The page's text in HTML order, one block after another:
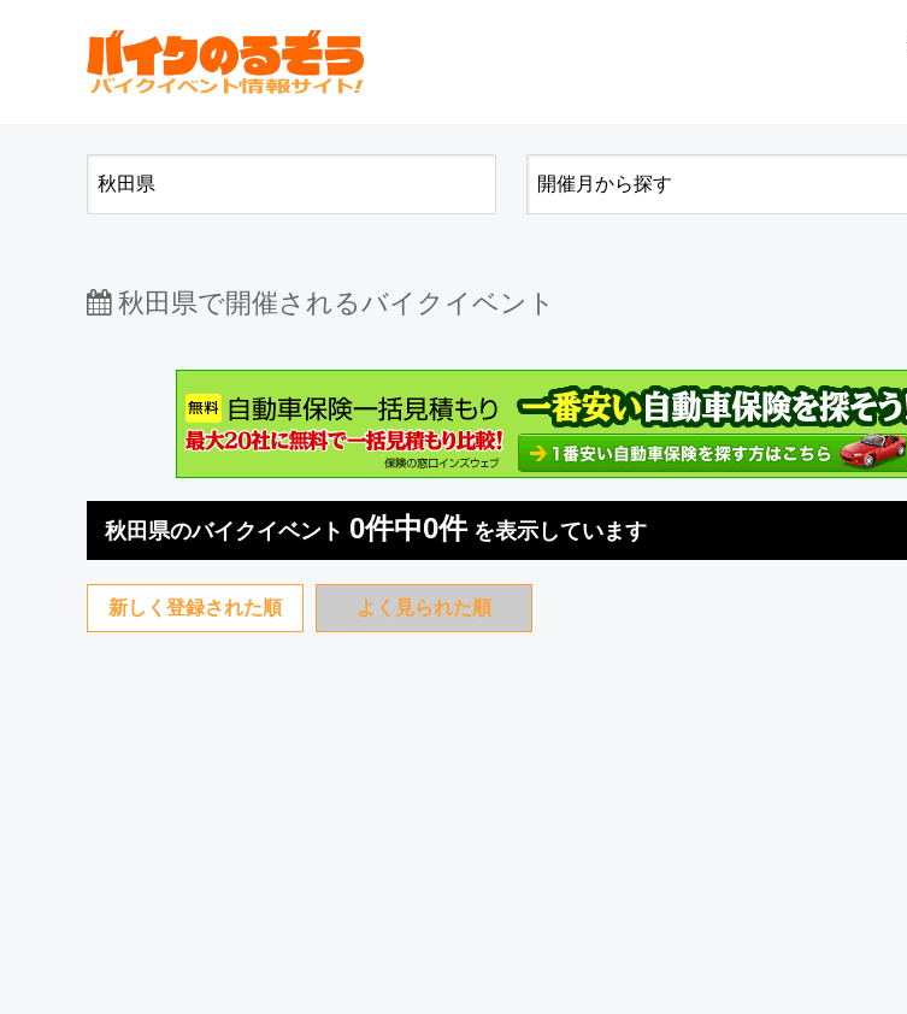
秋田県で開催されるバイクイベント
秋田県のバイクイベント 0件中0件を表示しています
新しく登録された順 よく見られた順